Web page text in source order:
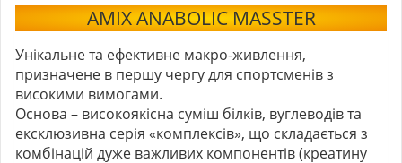
AMIX ANABOLIC MASSTER
Унікальне та ефективне макро-живлення,
призначене в першу чергу для спортсменів з
високими вимогами.
Основа – високоякісна суміш білків, вуглеводів та
ексклюзивна серія «комплексів», що складається з
комбінацій дуже важливих компонентів (креатину